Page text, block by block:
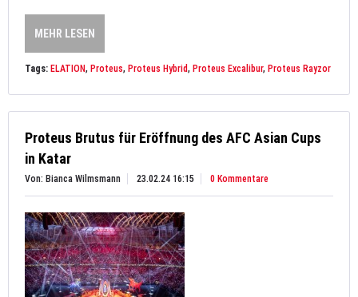
MEHR LESEN
Tags: ELATION, Proteus, Proteus Hybrid, Proteus Excalibur, Proteus Rayzor
Proteus Brutus für Eröffnung des AFC Asian Cups
in Katar
Von: Bianca Wilmsmann 23.02.24 16:15 0 Kommentare